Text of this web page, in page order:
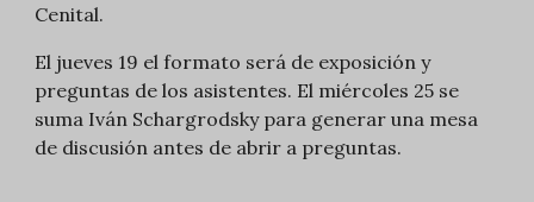
Cenital.
El jueves 19 el formato será de exposición y
preguntas de los asistentes. El miércoles 25 se
suma Iván Schargrodsky para generar una mesa
de discusión antes de abrir a preguntas.